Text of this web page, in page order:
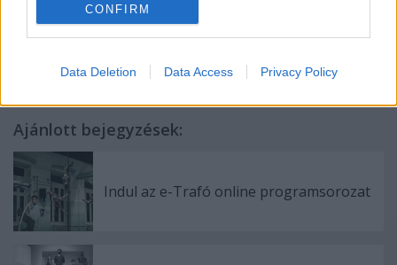
CONFIRM
Data Deletion Data Access Privacy Policy
Ajánlott bejegyzések:
Indul az e-Trafó online programsorozat